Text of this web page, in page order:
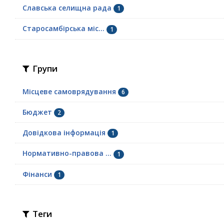
Славська селищна рада 1
Старосамбірська міс... 1
Групи
Місцеве самоврядування 6
Бюджет 2
Довідкова інформація 1
Нормативно-правова ... 1
Фінанси 1
Теги